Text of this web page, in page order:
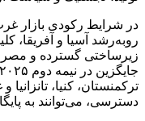
در شرایط رکودی بازار
رو‌به‌رشد آسیا و آفریقا،
زیرساختی گسترده و
ترکمنستان، کنیا، تانزانیا
دسترسی، می‌توانند به